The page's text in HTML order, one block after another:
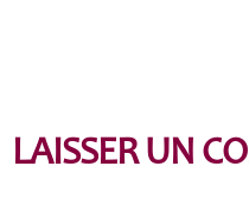
LAISSER UN